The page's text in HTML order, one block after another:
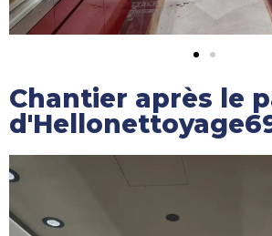
Chantier après le